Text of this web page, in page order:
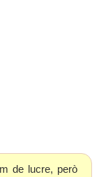
de lucre, però